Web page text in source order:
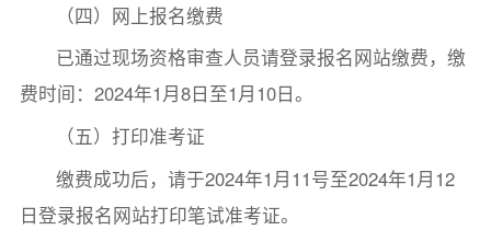
（四）网上报名缴费
已通过现场资格审查人员请登录报名网站缴费，缴
费时间：2024年1月8日至1月10日。
（五）打印准考证
缴费成功后，请于2024年1月11号至2024年1月12
日登录报名网站打印笔试准考证。